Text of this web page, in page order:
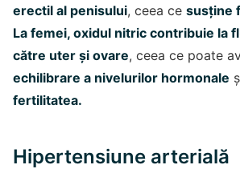
erectil al penisului, ceea ce susține
La femei, oxidul nitric contribuie la
către uter și ovare, ceea ce poate
echilibrare a nivelurilor hormonale
fertilitatea.
Hipertensiune arterială